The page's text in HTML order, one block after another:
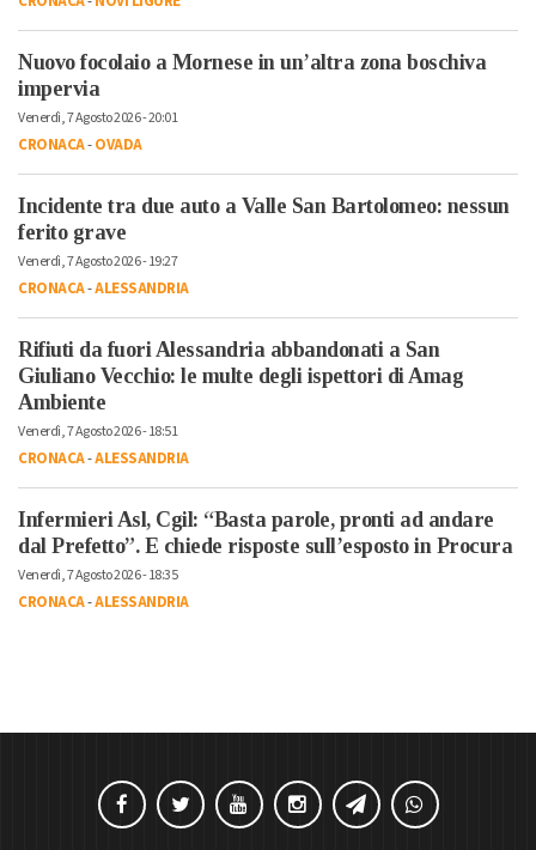
Nuovo focolaio a Mornese in un’altra zona boschiva
impervia
Venerdì, 7 Agosto 2026 - 20:01
CRONACA-OVADA
Incidente tra due auto a Valle San Bartolomeo: nessun
ferito grave
Venerdì, 7 Agosto 2026 - 19:27
CRONACA-ALESSANDRIA
Rifiuti da fuori Alessandria abbandonati a San
Giuliano Vecchio: le multe degli ispettori di Amag
Ambiente
Venerdì, 7 Agosto 2026 - 18:51
CRONACA-ALESSANDRIA
Infermieri Asl, Cgil: “Basta parole, pronti ad andare
dal Prefetto”. E chiede risposte sull’esposto in Procura
Venerdì, 7 Agosto 2026 - 18:35
CRONACA-ALESSANDRIA